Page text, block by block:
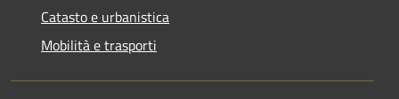
Catasto e urbanistica
Mobilità e trasporti